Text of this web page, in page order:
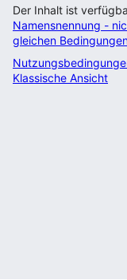
Der Inhalt ist
Namensnennung -
gleichen
Klassische Ansicht